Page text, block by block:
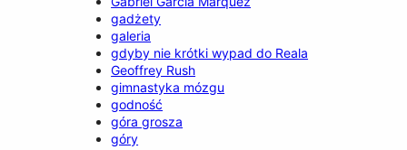
gadżety
galeria
gdyby nie krótki wypad do Reala
Geoffrey Rush
gimnastyka mózgu
godność
góra grosza
góry